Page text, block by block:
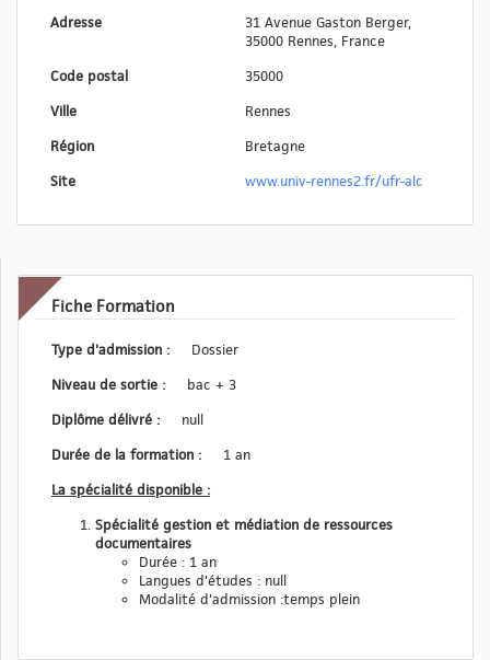
Adresse
31 Avenue Gaston Berger,
35000 Rennes, France
Code postal
35000
Ville
Rennes
Région
Bretagne
Site
www.univ-rennes2.fr/ufr-alc
Fiche Formation
Type d'admission :
Dossier
Niveau de sortie :
bac + 3
Diplôme délivré :
null
Durée de la formation :
1 an
La spécialité disponible :
Spécialité gestion et médiation de ressources
documentaires
Durée : 1 an
Langues d'études : null
Modalité d'admission :temps plein